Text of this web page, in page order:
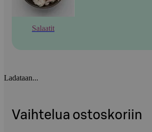
Salaatit
Ladataan...
Vaihtelua ostoskoriin